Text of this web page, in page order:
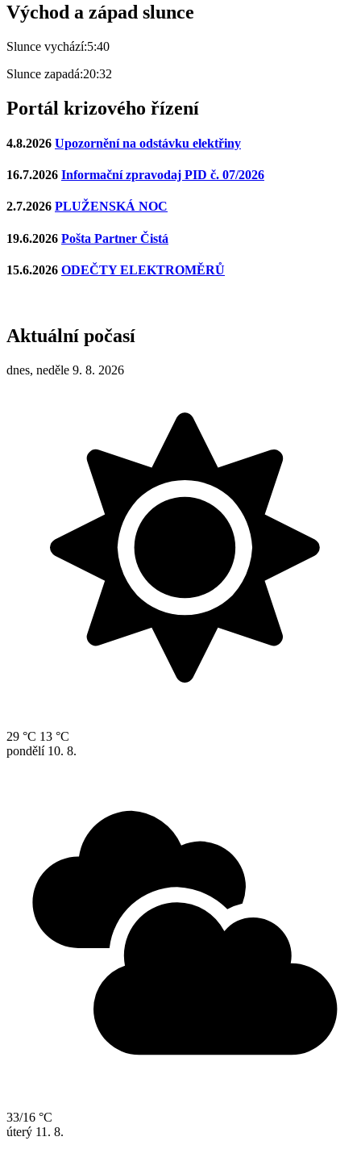
Východ a západ slunce
Slunce vychází:5:40
Slunce zapadá:20:32
Portál krizového řízení
4.8.2026 Upozornění na odstávku elektřiny
16.7.2026 Informační zpravodaj PID č. 07/2026
2.7.2026 PLUŽENSKÁ NOC
19.6.2026 Pošta Partner Čistá
15.6.2026 ODEČTY ELEKTROMĚRŮ
Aktuální počasí
dnes, neděle 9. 8. 2026
29 °C 13 °C
pondělí 10. 8.
33/16 °C
úterý 11. 8.